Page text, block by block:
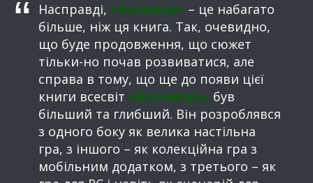
Насправді, «Вогневир» – це набагато
більше, ніж ця книга. Так, очевидно,
що буде продовження, що сюжет
тільки-но почав розвиватися, але
справа в тому, що ще до появи цієї
книги всесвіт «Вогневиру» був
більший та глибший. Він розроблявся
з одного боку як велика настільна
гра, з іншого – як колекційна гра з
мобільним додатком, з третього – як